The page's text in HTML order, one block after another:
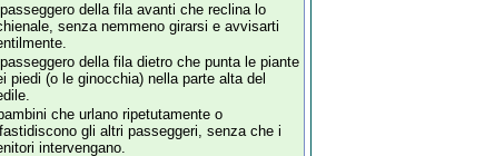
passeggero della fila avanti che reclina lo
senza nemmeno girarsi e avvisarti
passeggero della fila dietro che punta le piante
piedi (o le ginocchia) nella parte alta del
bambini che urlano ripetutamente o
gli altri passeggeri, senza che i
intervengano.